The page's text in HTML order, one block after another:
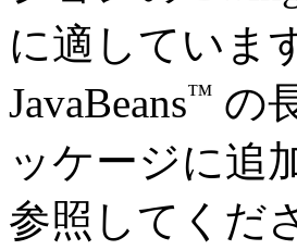
に適していま
JavaBeans™ の
ッケージに追
参照してくだ